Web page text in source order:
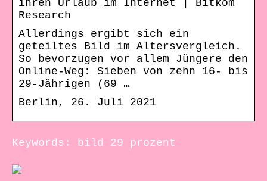
ihren Urlaub im Internet | Bitkom
Research
Allerdings ergibt sich ein
geteiltes Bild im Altersvergleich.
So bevorzugen vor allem Jüngere den
Online-Weg: Sieben von zehn 16- bis
29-Jährigen (69 …
Berlin, 26. Juli 2021
Keywords: bild 29 prozent